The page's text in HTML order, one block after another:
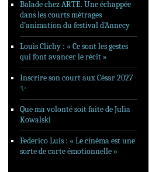
Balade chez ARTE. Une échappée
dans les courts métrages
d’animation du festival d’Annecy
Louis Clichy : « Ce sont les gestes
qui font avancer le récit »
Inscrire son court aux César 2027
✨
Que ma volonté soit faite de Julia
Kowalski
Federico Luis : « Le cinéma est une
sorte de carte émotionnelle »